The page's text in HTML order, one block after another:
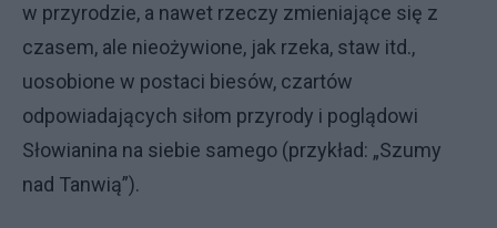
w przyrodzie, a nawet rzeczy zmieniające się z
czasem, ale nieożywione, jak rzeka, staw itd.,
uosobione w postaci biesów, czartów
odpowiadających siłom przyrody i poglądowi
Słowianina na siebie samego (przykład: „Szumy
nad Tanwią”).